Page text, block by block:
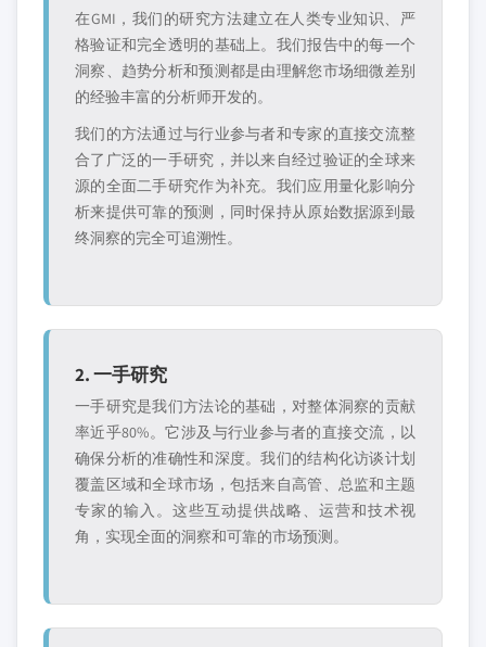
在GMI，我们的研究方法建立在人类专业知识、严
格验证和完全透明的基础上。我们报告中的每一个
洞察、趋势分析和预测都是由理解您市场细微差别
的经验丰富的分析师开发的。
我们的方法通过与行业参与者和专家的直接交流整
合了广泛的一手研究，并以来自经过验证的全球来
源的全面二手研究作为补充。我们应用量化影响分
析来提供可靠的预测，同时保持从原始数据源到最
终洞察的完全可追溯性。
2. 一手研究
一手研究是我们方法论的基础，对整体洞察的贡献
率近乎80%。它涉及与行业参与者的直接交流，以
确保分析的准确性和深度。我们的结构化访谈计划
覆盖区域和全球市场，包括来自高管、总监和主题
专家的输入。这些互动提供战略、运营和技术视
角，实现全面的洞察和可靠的市场预测。